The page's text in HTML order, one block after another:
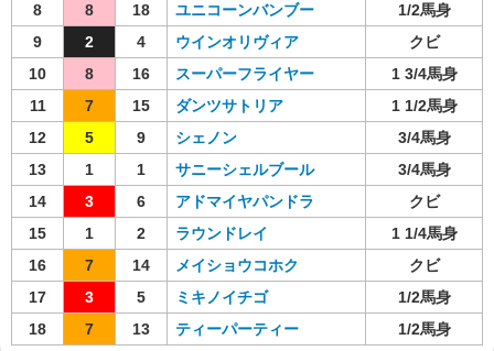
8
8 18 ユニコーンバンブー
1/2馬身
9
2 4 ウインオリヴィア
クビ
10
8 16 スーパーフライヤー
1 3/4馬身
11
7 15 ダンツサトリア
1 1/2馬身
12
5 9 シェノン
3/4馬身
13
1 1 サニーシェルブール
3/4馬身
14
3 6 アドマイヤパンドラ
クビ
15
1 2 ラウンドレイ
1 1/4馬身
16
7 14 メイショウコホク
クビ
17
3 5 ミキノイチゴ
1/2馬身
18
7 13 ティーパーティー 1/2馬身